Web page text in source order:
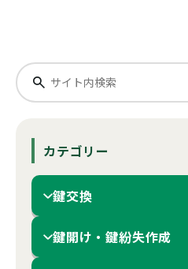
カテゴリー
鍵交換
鍵開け・鍵紛失作成